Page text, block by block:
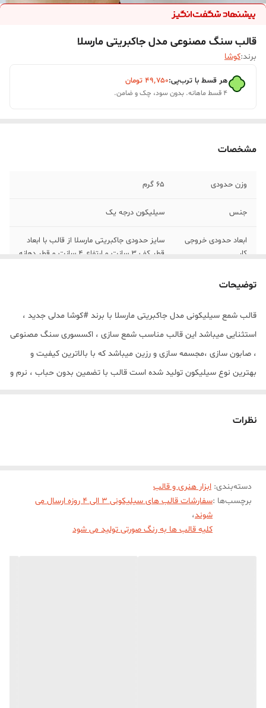
قالب سنگ مصنوعی مدل جاکبریتی مارسلا
برند:کوشا
هر قسط با ترب‌پی:۴۹٬۷۵۰ تومان
۴ قسط ماهانه. بدون سود، چک و ضامن.
مشخصات
وزن حدودی 65 گرم
جنس سیلیکون درجه یک
ابعاد حدودی خروجی
کار
سایز حدودی جاکبریتی مارسلا از قالب با ابعاد
قطر کف 3 سانت و ارتفاع 4 سانت و قطر دهانه
توضیحات
قالب شمع سیلیکونی مدل جاکبریتی مارسلا با برند #کوشا مدلی جدید ،
استثنایی میباشد این قالب مناسب شمع سازی ، اکسسوری سنگ مصنوعی
، صابون سازی ،مجسمه سازی و رزین میباشد که با بالاترین کیفیت و
بهترین نوع سیلیکون تولید شده است قالب با تضمین بدون حباب ، نرم و
نظرات
دسته‌بندی: ابزار هنری و قالب
برچسب‌ها :
سفارشات قالب های سیلیکونی 3 الی 4 روزه ارسال می
شوند،
کلیه قالب ها به رنگ صورتی تولید می شود